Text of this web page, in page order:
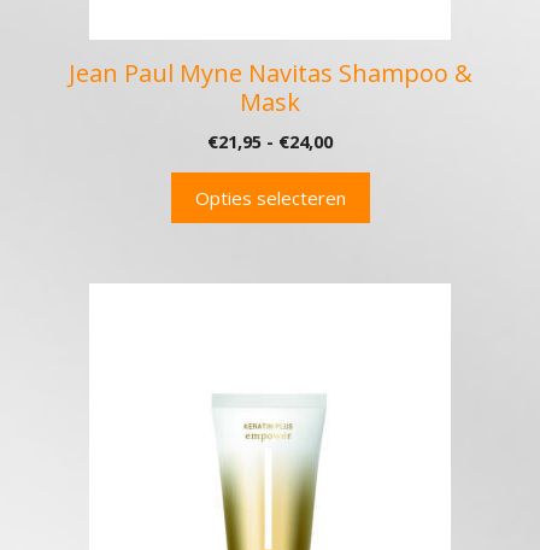
Jean Paul Myne Navitas Shampoo &
Mask
€21,95 - €24,00Prijsklasse:
tot
Opties selecteren